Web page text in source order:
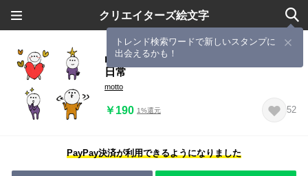
クリエイターズ絵文字
トレンド検索ワードで新しいスタンプに
出会えるかも！
mottoのカラフルボディスーツマン♡
日常
motto
￥190 1%還元 52
PayPay決済が利用できるようになりました